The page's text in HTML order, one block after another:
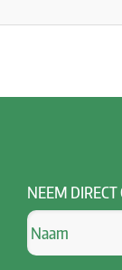
NEEM